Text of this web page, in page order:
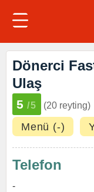
Dönerci
Ulaş
5 /5 (20 reyting)
Menü (-)
Telefon
-